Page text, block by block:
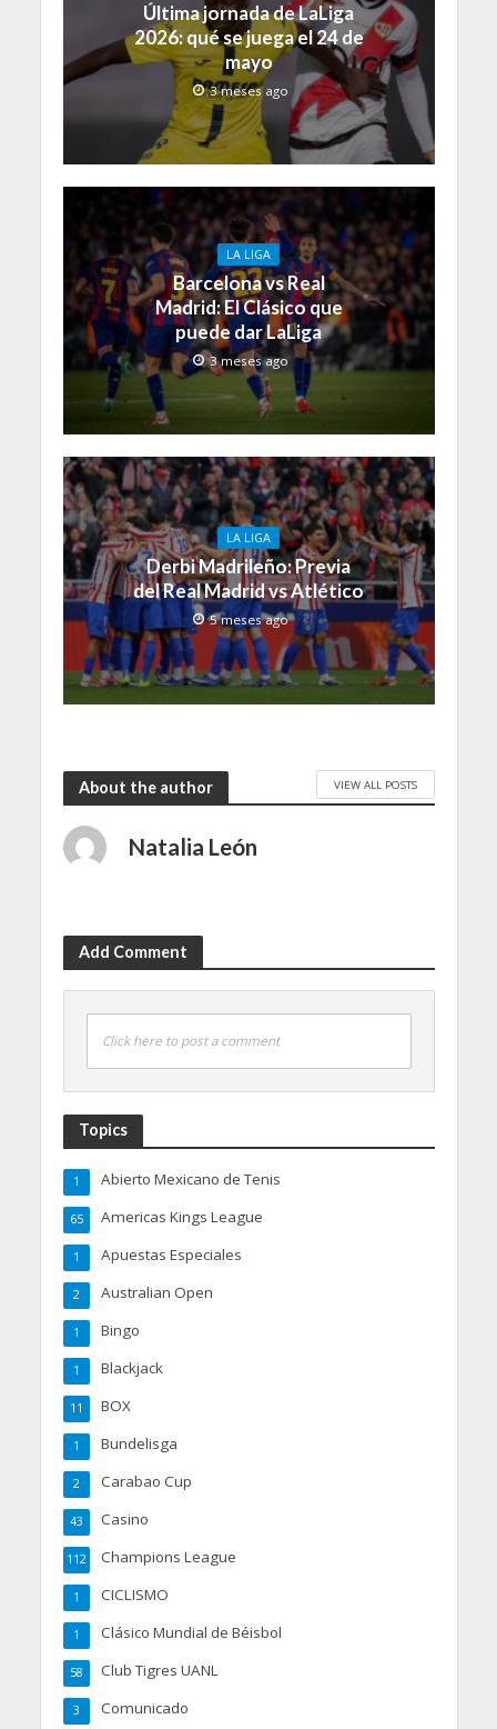
Última jornada de LaLiga
2026: qué se juega el 24 de
mayo
3 meses ago
LA LIGA
Barcelona vs Real
Madrid: El Clásico que
puede dar LaLiga
3 meses ago
LA LIGA
Derbi Madrileño: Previa
del Real Madrid vs Atlético
5 meses ago
About the author VIEW ALL POSTS
Natalia León
Add Comment
Click here to post a comment
Topics
Abierto Mexicano de Tenis
1
Americas Kings League
65
Apuestas Especiales
1
Australian Open
2
Bingo
1
Blackjack
1
BOX
11
Bundelisga
1
Carabao Cup
2
Casino
43
Champions League
112
CICLISMO
1
Clásico Mundial de Béisbol
1
Club Tigres UANL
58
Comunicado
3